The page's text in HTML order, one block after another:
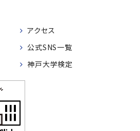
アクセス
公式SNS一覧
神戸大学検定